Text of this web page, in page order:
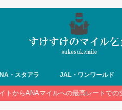
・スタアラ JAL・ワンワールド
トからANAマイルへの最高レートでの